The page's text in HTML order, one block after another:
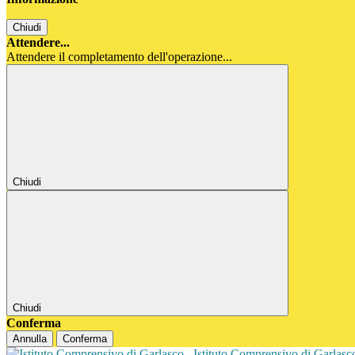
Chiudi
Attendere...
Attendere il completamento dell'operazione...
Chiudi
Chiudi
Conferma
Annulla Conferma